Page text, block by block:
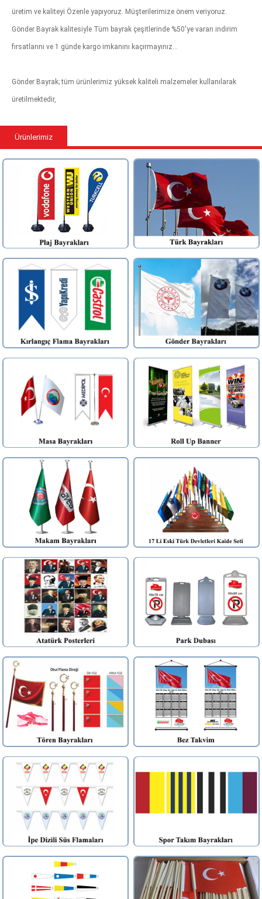
üretim ve kaliteyi Özenle yapıyoruz. Müşterilerimize önem veriyoruz.
Gönder Bayrak kalitesiyle Tüm bayrak çeşitlerinde %50'ye varan indirim
fırsatlarını ve 1 günde kargo imkanını kaçırmayınız...
Gönder Bayrak; tüm ürünlerimiz yüksek kaliteli malzemeler kullanılarak
üretilmektedir,
Ürünlerimiz